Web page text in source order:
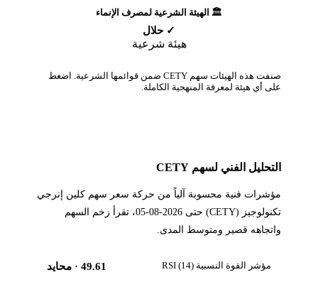
🏛️ الهيئة الشرعية لمصرف الإنماء
✓ حلال
هيئة شرعية
صنفت هذه الهيئات سهم CETY ضمن قوائمها الشرعية. اضغط
على أي هيئة لمعرفة المنهجية الكاملة.
التحليل الفني لسهم CETY
مؤشرات فنية محسوبة آلياً من حركة سعر سهم كلين إنرجي
تكنولوجيز (CETY) حتى 2026-08-05، تقرأ زخم السهم
واتجاهه قصير ومتوسط المدى.
مؤشر القوة النسبية RSI (14) 49.61· محايد